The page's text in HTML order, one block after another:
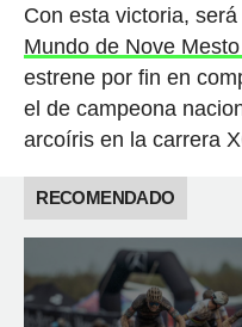
Con esta victoria, será
Mundo de Nove
estrene por fin en
el de campeona
arcoíris en la carrera
RECOMENDADO